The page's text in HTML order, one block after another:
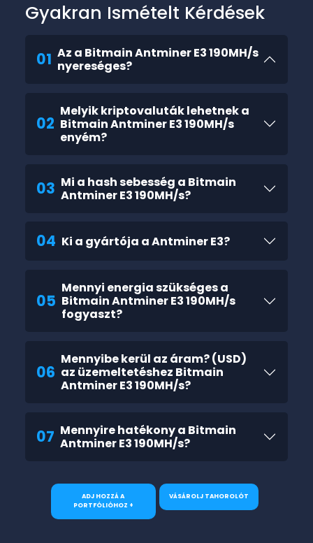
Gyakran Ismételt Kérdések
01 Az a Bitmain Antminer E3 190MH/s
nyereséges?
02
Melyik kriptovaluták lehetnek a
Bitmain Antminer E3 190MH/s
enyém?
03 Mi a hash sebesség a Bitmain
Antminer E3 190MH/s?
04 Ki a gyártója a Antminer E3?
05
Mennyi energia szükséges a
Bitmain Antminer E3 190MH/s
fogyaszt?
06
Mennyibe kerül az áram? (USD)
az üzemeltetéshez Bitmain
Antminer E3 190MH/s?
07 Mennyire hatékony a Bitmain
Antminer E3 190MH/s?
ADJ HOZZÁ A
PORTFÓLIÓHOZ +
VÁSÁROLJ TAHOROLÓT